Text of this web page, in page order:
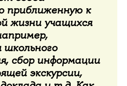
приближенную к
жизни учащихся
школьного
сбор информации
экскурсии,